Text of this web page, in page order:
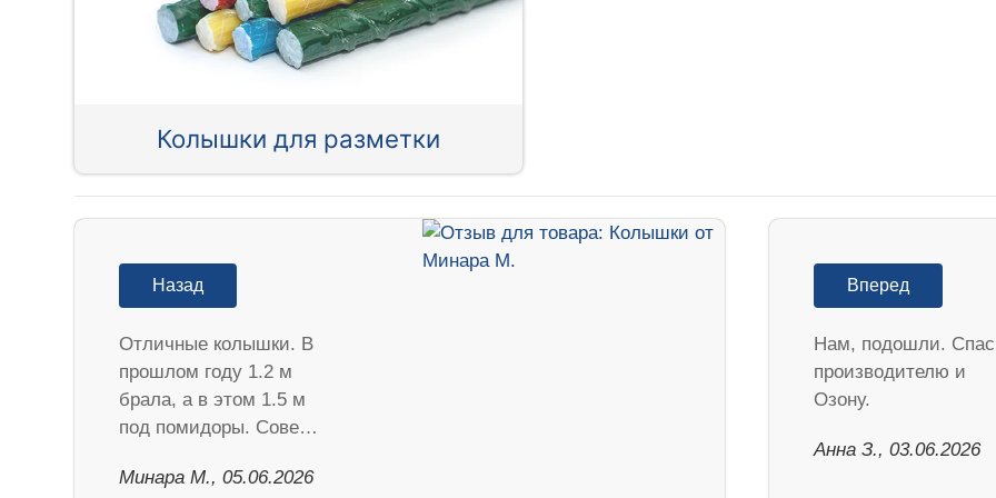
Колышки для разметки
Назад
Отличные колышки. В
прошлом году 1.2 м
брала, а в этом 1.5 м
под помидоры. Сове…
Минара М., 05.06.2026
Вперед
Нам, подошли.
производителю и
Озону.
Анна З., 03.06.2026